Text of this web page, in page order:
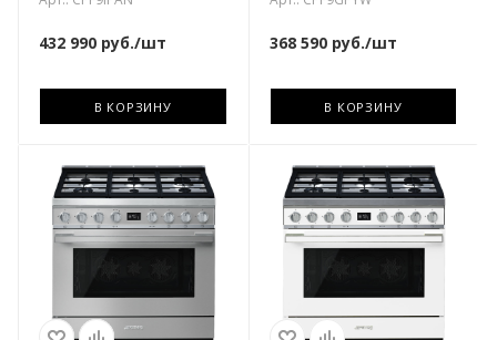
432 990 руб./шт
В КОРЗИНУ
368 590руб./шт
В КОРЗИНУ